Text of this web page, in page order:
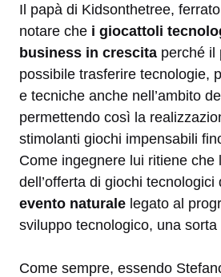
Il papà di Kidsonthetree,
notare che i giocattoli
business in crescita perché il
possibile trasferire tecnologie,
e tecniche anche nell’ambito
permettendo così la
stimolanti giochi impensabili
Come ingegnere lui ritiene che
dell’offerta di giochi tecnologici
evento naturale legato al
sviluppo tecnologico, una
Come sempre, essendo